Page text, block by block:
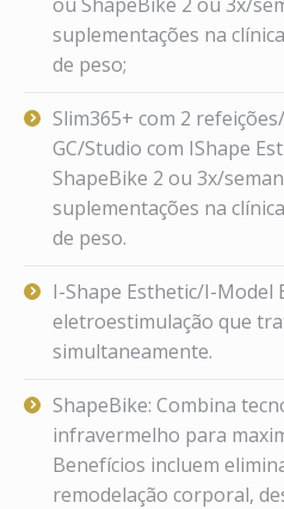
suplementações na
de peso;
Slim365+ com 2
GC/Studio com IShape
ShapeBike 2 ou 3x/
suplementações na
de peso.
I-Shape Esthetic/I-Model
eletroestimulação que
simultaneamente.
ShapeBike: Combina
infravermelho para
Benefícios incluem
remodelação corporal,